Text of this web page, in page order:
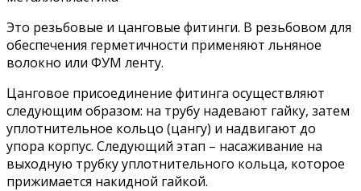
Это резьбовые и цанговые фитинги. В резьбовом для
обеспечения герметичности применяют льняное
волокно или ФУМ ленту.
Цанговое присоединение фитинга осуществляют
следующим образом: на трубу надевают гайку, затем
уплотнительное кольцо (цангу) и надвигают до
упора корпус. Следующий этап – насаживание на
выходную трубку уплотнительного кольца, которое
прижимается накидной гайкой.